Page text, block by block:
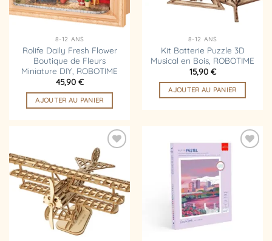
8-12 ANS
Rolife Daily Fresh Flower
Boutique de Fleurs
Miniature DIY, ROBOTIME
45,90 €
AJOUTER AU PANIER
8-12 ANS
Kit Batterie Puzzle 3D
Musical en Bois, ROBOTIME
15,90 €
AJOUTER AU PANIER
Ajouter
à la
liste
d’envies